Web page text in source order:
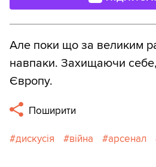
Але поки що за великим
навпаки. Захищаючи
Європу.
Поширити
дискусія війна арсенал